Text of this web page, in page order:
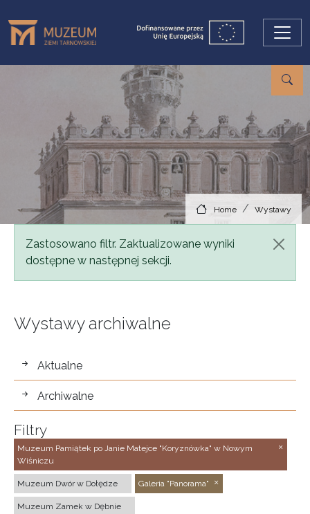
Home Wystawy
Status message
Zastosowano filtr. Zaktualizowane wyniki
dostępne w następnej sekcji.
Wystawy archiwalne
wystawy
Aktualne
Archiwalne
Filtry
Muzeum Pamiątek po Janie Matejce "Koryznówka" w Nowym
Wiśniczu
Muzeum Dwór w Dołędze Galeria "Panorama"
Muzeum Zamek w Dębnie